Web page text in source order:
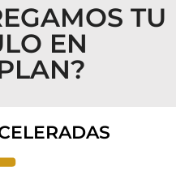
TU
EN